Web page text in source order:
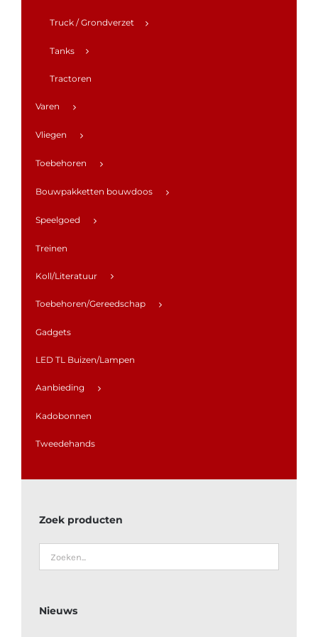
Truck / Grondverzet
Tanks
Tractoren
Varen
Vliegen
Toebehoren
Bouwpakketten bouwdoos
Speelgoed
Treinen
Koll/Literatuur
Toebehoren/Gereedschap
Gadgets
LED TL Buizen/Lampen
Aanbieding
Kadobonnen
Tweedehands
Zoek producten
Nieuws